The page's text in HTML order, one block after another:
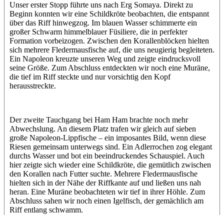
Unser erster Stopp führte uns nach Erg Somaya. Direkt zu
Beginn konnten wir eine Schildkröte beobachten, die entspannt
über das Riff hinwegzog. Im blauen Wasser schimmerte ein
großer Schwarm himmelblauer Füsiliere, die in perfekter
Formation vorbeizogen. Zwischen den Korallenblöcken hielten
sich mehrere Fledermausfische auf, die uns neugierig begleiteten.
Ein Napoleon kreuzte unseren Weg und zeigte eindrucksvoll
seine Größe. Zum Abschluss entdeckten wir noch eine Muräne,
die tief im Riff steckte und nur vorsichtig den Kopf
herausstreckte.
Der zweite Tauchgang bei Ham Ham brachte noch mehr
Abwechslung. An diesem Platz trafen wir gleich auf sieben
große Napoleon-Lippfische – ein imposantes Bild, wenn diese
Riesen gemeinsam unterwegs sind. Ein Adlerrochen zog elegant
durchs Wasser und bot ein beeindruckendes Schauspiel. Auch
hier zeigte sich wieder eine Schildkröte, die gemütlich zwischen
den Korallen nach Futter suchte. Mehrere Fledermausfische
hielten sich in der Nähe der Riffkante auf und ließen uns nah
heran. Eine Muräne beobachteten wir tief in ihrer Höhle. Zum
Abschluss sahen wir noch einen Igelfisch, der gemächlich am
Riff entlang schwamm.